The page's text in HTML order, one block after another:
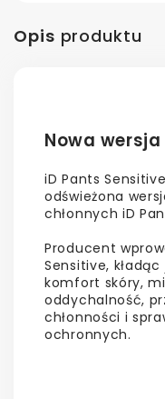
Opis produktu
Nowa wersja
iD Pants
odświeżona
chłonnych iD
Producent
Sensitive,
komfort skóry,
oddychalność,
chłonności i
ochronnych.